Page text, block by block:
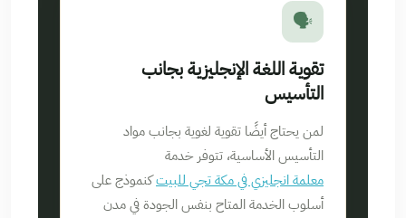
🗣️
تقوية اللغة الإنجليزية بجانب
التأسيس
لمن يحتاج أيضًا تقوية لغوية بجانب مواد
التأسيس الأساسية، تتوفر خدمة
معلمة انجليزي في مكة تجي للبيتكنموذج على
أسلوب الخدمة المتاح بنفس الجودة في مدن